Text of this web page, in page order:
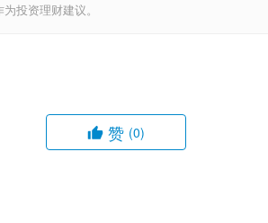
投资理财建议。
赞 (0)